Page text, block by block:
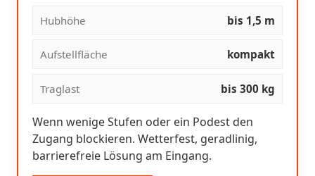
Hubhöhe bis 1,5 m
Aufstellfläche kompakt
Traglast bis 300 kg
Wenn wenige Stufen oder ein Podest den
Zugang blockieren. Wetterfest, geradlinig,
barrierefreie Lösung am Eingang.